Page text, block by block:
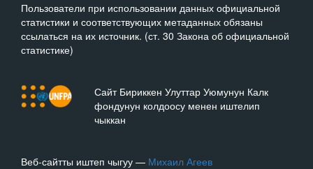
Пользователи при использовании данных официальной
статистики и соответствующих метаданных обязаны
ссылаться на их источник. (ст. 30 Закона об официальной
статистике)
Сайт Бириккен Улуттар Уюмунун Калк
фондунун колдоосу менен иштелип
чыккан
Веб-сайтты иштеп чыгуу — Михаил Агеев